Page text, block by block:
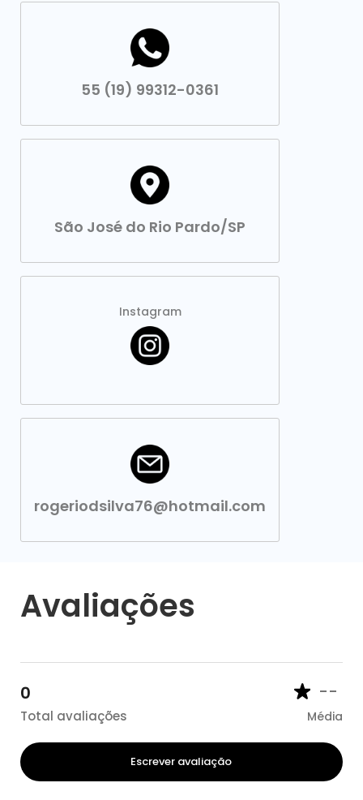
55 (19) 99312-0361
São José do Rio Pardo/SP
Instagram
rogeriodsilva76@hotmail.com
Avaliações
0
Total avaliações
--
Média
Escrever avaliação